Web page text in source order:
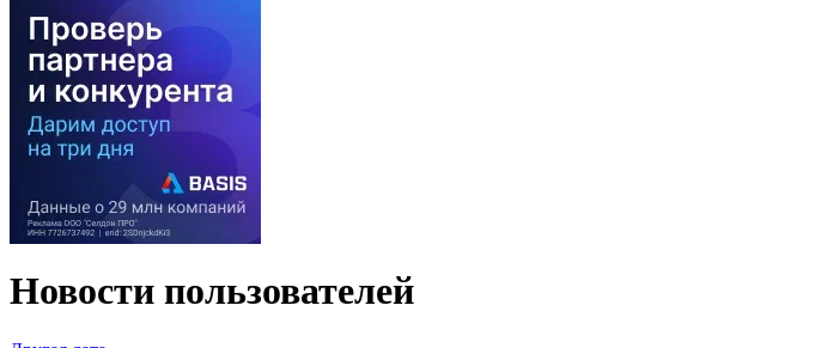
Новости пользователей